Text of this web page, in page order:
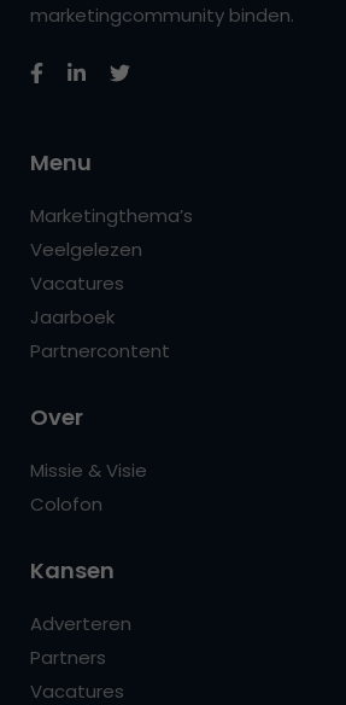
marketingcommunity binden.
Menu
Marketingthema’s
Veelgelezen
Vacatures
Jaarboek
Partnercontent
Over
Missie & Visie
Colofon
Kansen
Adverteren
Partners
Vacatures